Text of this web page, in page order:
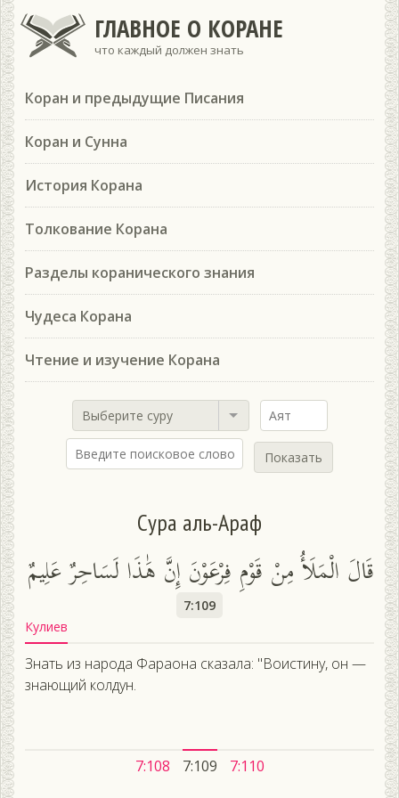
ГЛАВНОЕ О КОРАНЕ
что каждый должен знать
Коран и предыдущие Писания
Коран и Сунна
История Корана
Толкование Корана
Разделы коранического знания
Чудеса Корана
Чтение и изучение Корана
Выберите суру
Показать
Сура аль-Араф
قَالَ الْمَلَأُ مِنْ قَوْمِ فِرْعَوْنَ إِنَّ هَٰذَا لَسَاحِرٌ عَلِيمٌ
7:109
Кулиев
Знать из народа Фараона сказала: "Воистину, он —
знающий колдун.
7:108 7:109 7:110